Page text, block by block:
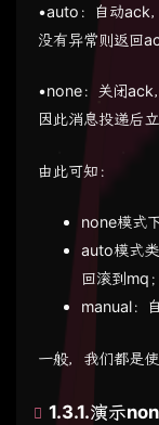
•auto：自动ack
没有异常则返回
•none：关闭ack
因此消息投递后
由此可知：
none模式
auto模式
回滚到mq
manual：
一般，我们都是
1.3.1.演示